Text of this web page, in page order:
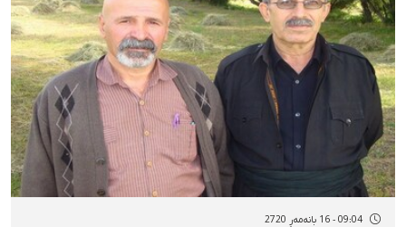
09:04 - 16 بانەمەڕ 2720